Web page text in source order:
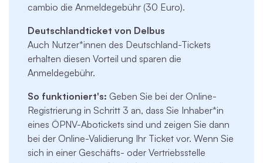
cambio die Anmeldegebühr (30 Euro).
Deutschlandticket von Delbus
Auch Nutzer*innen des Deutschland-Tickets
erhalten diesen Vorteil und sparen die
Anmeldegebühr.
So funktioniert's: Geben Sie bei der Online-
Registrierung in Schritt 3 an, dass Sie Inhaber*in
eines ÖPNV-Abotickets sind und zeigen Sie dann
bei der Online-Validierung Ihr Ticket vor. Wenn Sie
sich in einer Geschäfts- oder Vertriebsstelle